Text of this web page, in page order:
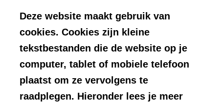
Deze website maakt gebruik van
cookies. Cookies zijn kleine
tekstbestanden die de website op je
computer, tablet of mobiele telefoon
plaatst om ze vervolgens te
raadplegen. Hieronder lees je meer